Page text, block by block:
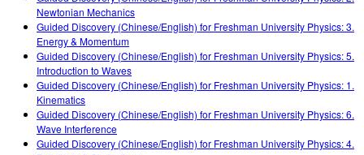
Newtonian Mechanics
Guided Discovery (Chinese/English) for Freshman University Physics: 3.
Energy & Momentum
Guided Discovery (Chinese/English) for Freshman University Physics: 5.
Introduction to Waves
Guided Discovery (Chinese/English) for Freshman University Physics: 1.
Kinematics
Guided Discovery (Chinese/English) for Freshman University Physics: 6.
Wave Interference
Guided Discovery (Chinese/English) for Freshman University Physics: 4.